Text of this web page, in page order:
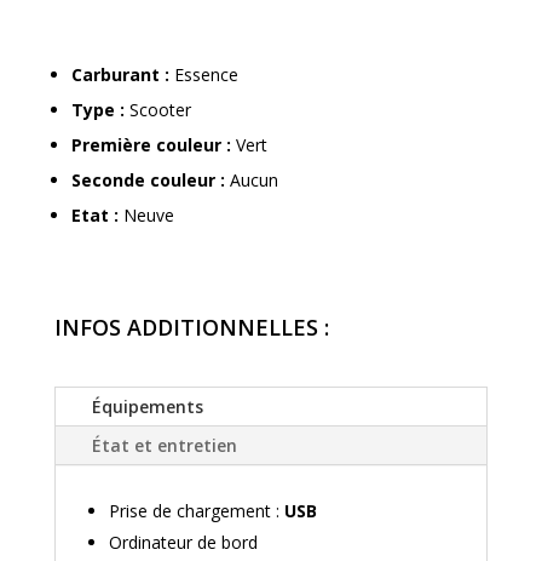
Carburant : Essence
Type : Scooter
Première couleur : Vert
Seconde couleur : Aucun
Etat : Neuve
INFOS ADDITIONNELLES :
Équipements
État et entretien
Prise de chargement : USB
Ordinateur de bord